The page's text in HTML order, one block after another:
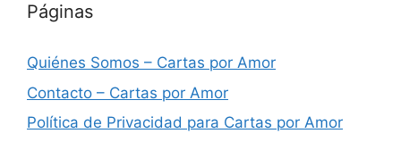
Páginas
Quiénes Somos – Cartas por Amor
Contacto – Cartas por Amor
Política de Privacidad para Cartas por Amor